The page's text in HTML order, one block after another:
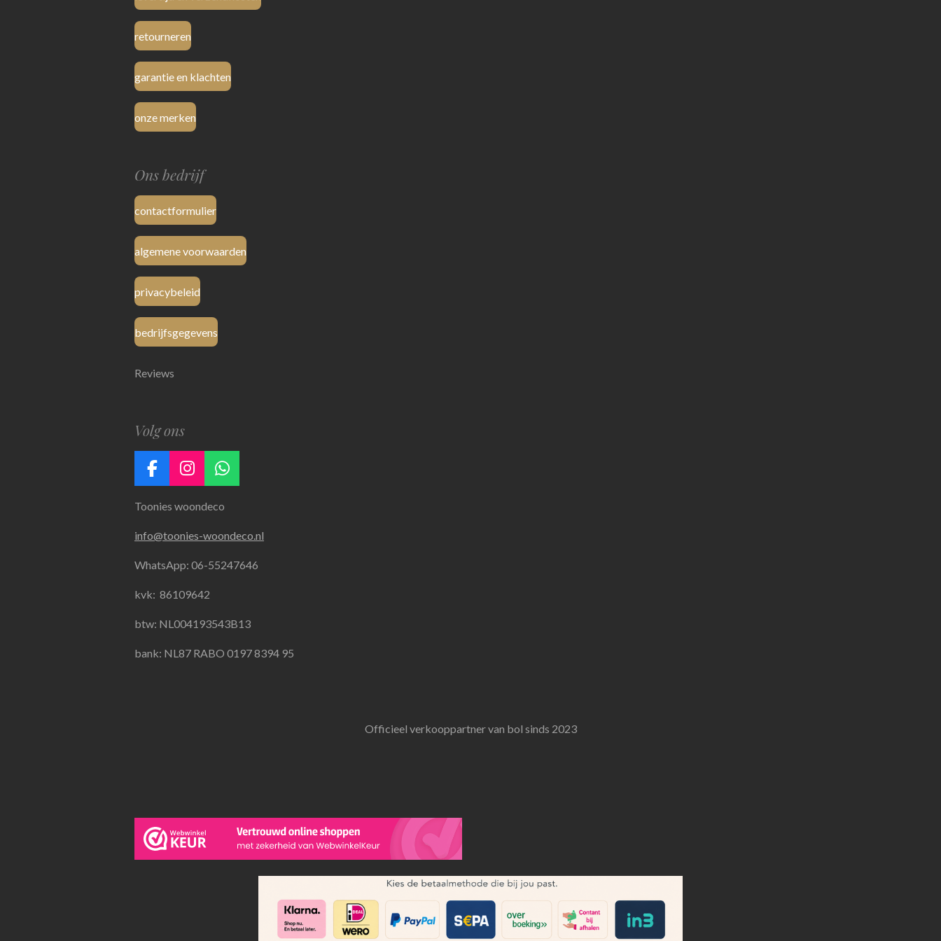
retourneren
garantie en klachten
onze merken
Ons bedrijf
contactformulier
algemene voorwaarden
privacybeleid
bedrijfsgegevens
Reviews
Volg ons
F
c
b
o
k
I
s
a
g
a
W
a
s
A
Toonies woondeco
info@toonies-woondeco.nl
WhatsApp: 06-55247646
kvk: 86109642
btw: NL004193543B13
bank: NL87 RABO 0197 8394 95
Officieel verkooppartner van bol sinds 2023